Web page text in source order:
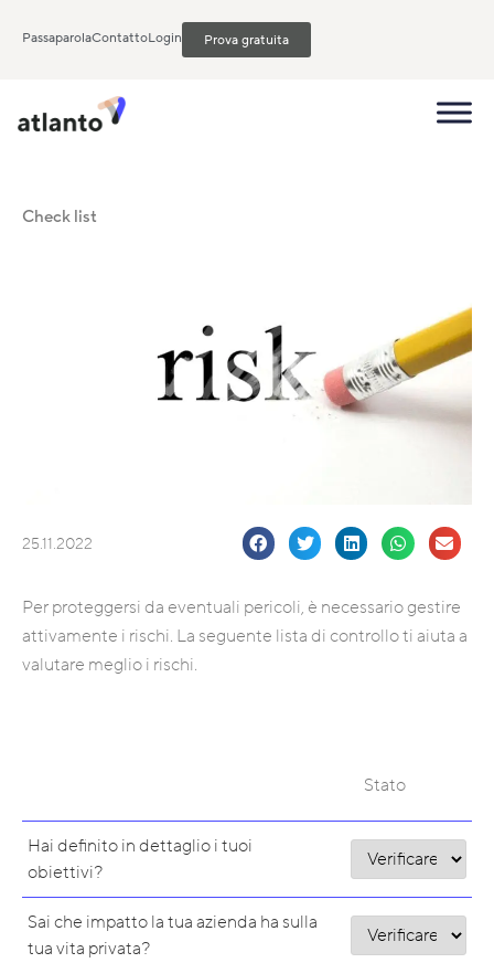
PassaparolaContattoLogin Prova gratuita
Check list
25.11.2022
Per proteggersi da eventuali pericoli, è necessario gestire
attivamente i rischi. La seguente lista di controllo ti aiuta a
valutare meglio i rischi.
Stato
Hai definito in dettaglio i tuoi
obiettivi?
Sai che impatto la tua azienda ha sulla
tua vita privata?